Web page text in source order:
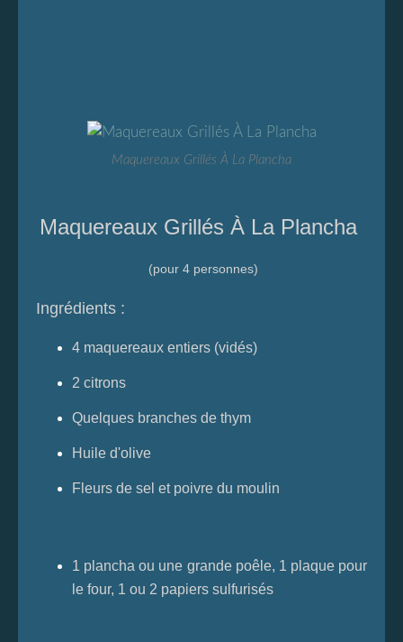
Maquereaux Grillés À La Plancha
Maquereaux Grillés À La Plancha
(pour 4 personnes)
Ingrédients :
4 maquereaux entiers (vidés)
2 citrons
Quelques branches de thym
Huile d'olive
Fleurs de sel et poivre du moulin
1 plancha ou une grande poêle, 1 plaque pour
le four, 1 ou 2 papiers sulfurisés